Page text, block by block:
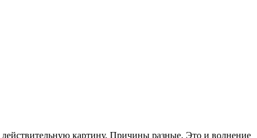
действительную картину. Причины разные. Это и волнение